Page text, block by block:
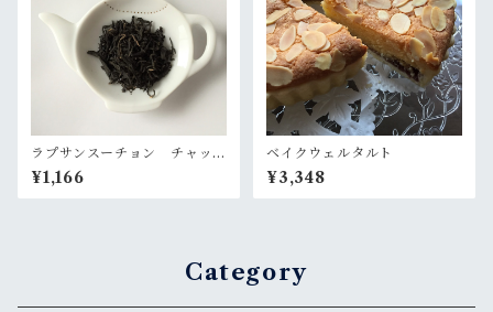
ラプサンスーチョン チャッ
ク袋入60g
¥1,166
ベイクウェルタルト
¥3,348
Category